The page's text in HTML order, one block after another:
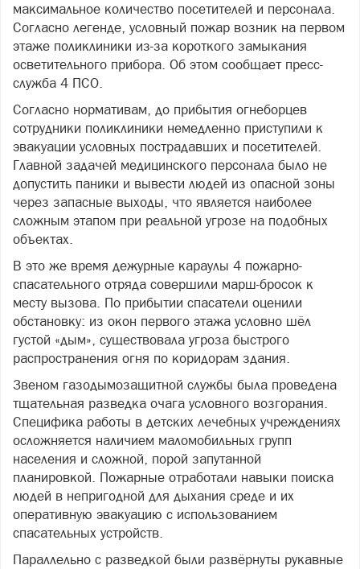
максимальное количество посетителей и персонала.
Согласно легенде, условный пожар возник на первом
этаже поликлиники из-за короткого замыкания
осветительного прибора. Об этом сообщает пресс-
служба 4 ПСО.
Согласно нормативам, до прибытия огнеборцев
сотрудники поликлиники немедленно приступили к
эвакуации условных пострадавших и посетителей.
Главной задачей медицинского персонала было не
допустить паники и вывести людей из опасной зоны
через запасные выходы, что является наиболее
сложным этапом при реальной угрозе на подобных
объектах.
В это же время дежурные караулы 4 пожарно-
спасательного отряда совершили марш-бросок к
месту вызова. По прибытии спасатели оценили
обстановку: из окон первого этажа условно шёл
густой «дым», существовала угроза быстрого
распространения огня по коридорам здания.
Звеном газодымозащитной службы была проведена
тщательная разведка очага условного возгорания.
Специфика работы в детских лечебных учреждениях
осложняется наличием маломобильных групп
населения и сложной, порой запутанной
планировкой. Пожарные отработали навыки поиска
людей в непригодной для дыхания среде и их
оперативную эвакуацию с использованием
спасательных устройств.
Параллельно с разведкой были развёрнуты рукавные